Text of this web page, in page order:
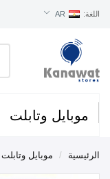
اللغة: AR
موبايل وتابلت
الرئيسية / موبايل وتابلت